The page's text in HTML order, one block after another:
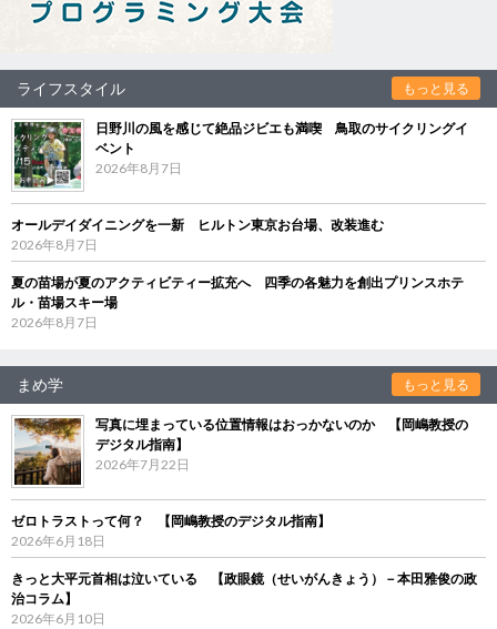
ライフスタイル もっと見る
日野川の風を感じて絶品ジビエも満喫 鳥取のサイクリングイ
ベント
2026年8月7日
オールデイダイニングを一新 ヒルトン東京お台場、改装進む
2026年8月7日
夏の苗場が夏のアクティビティー拡充へ 四季の各魅力を創出プリンスホテ
ル・苗場スキー場
2026年8月7日
まめ学 もっと見る
写真に埋まっている位置情報はおっかないのか 【岡嶋教授の
デジタル指南】
2026年7月22日
ゼロトラストって何？ 【岡嶋教授のデジタル指南】
2026年6月18日
きっと大平元首相は泣いている 【政眼鏡（せいがんきょう）－本田雅俊の政
治コラム】
2026年6月10日